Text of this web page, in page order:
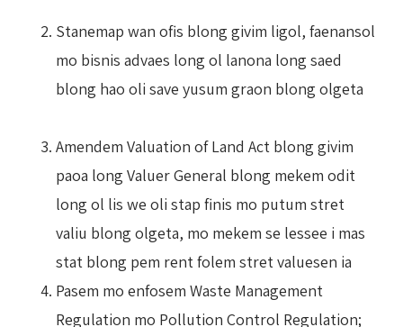
Stanemap wan ofis blong givim ligol, faenansol
mo bisnis advaes long ol lanona long saed
blong hao oli save yusum graon blong olgeta
Amendem Valuation of Land Act blong givim
paoa long Valuer General blong mekem odit
long ol lis we oli stap finis mo putum stret
valiu blong olgeta, mo mekem se lessee i mas
stat blong pem rent folem stret valuesen ia
Pasem mo enfosem Waste Management
Regulation mo Pollution Control Regulation;